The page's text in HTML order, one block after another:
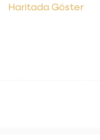
Haritada Göster